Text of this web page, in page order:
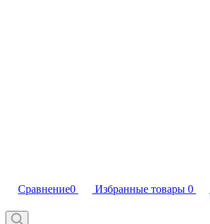
Сравнение0 Избранные товары 0